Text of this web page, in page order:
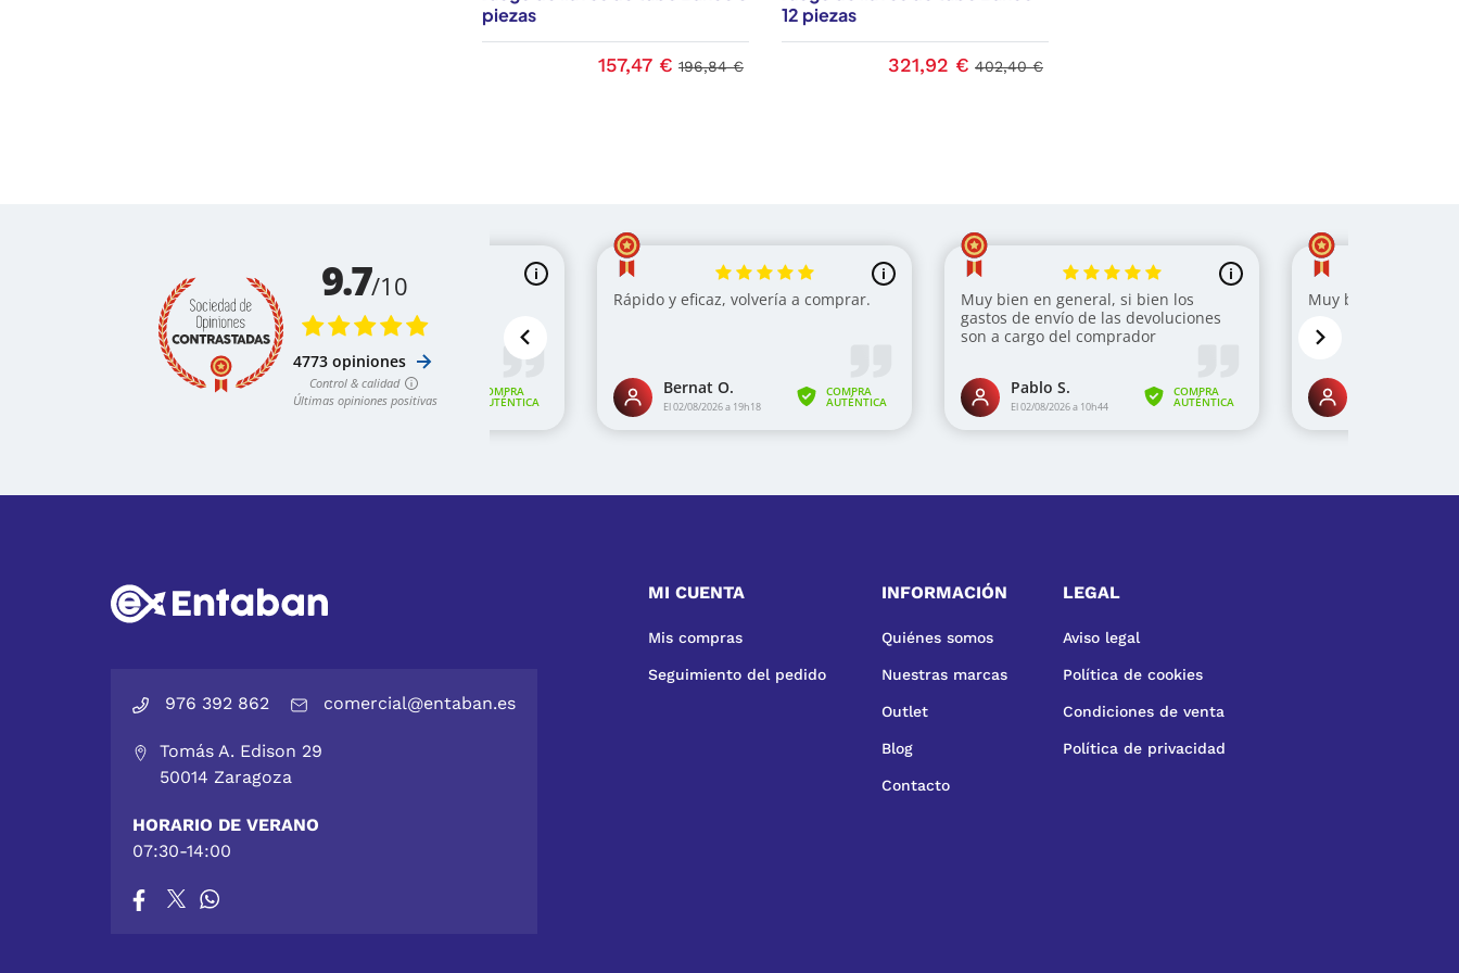
piezas
157,47 € 196,84 €
12 piezas
321,92 € 402,40 €
976 392 862 comercial@entaban.es
Tomás A. Edison 29
50014 Zaragoza
HORARIO DE VERANO
07:30-14:00
MI CUENTA
Mis compras
Seguimiento del pedido
INFORMACIÓN
Quiénes somos
Nuestras marcas
Outlet
Blog
Contacto
LEGAL
Aviso legal
Política de cookies
Condiciones de venta
Política de privacidad